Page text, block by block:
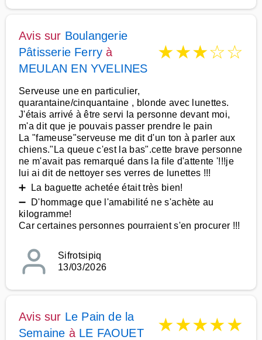
Avis sur Boulangerie
Pâtisserie Ferry à
MEULAN EN YVELINES
★★★☆☆
Serveuse une en particulier,
quarantaine/cinquantaine , blonde avec lunettes.
J'étais arrivé à être servi la personne devant moi,
m'a dit que je pouvais passer prendre le pain
La "fameuse"serveuse me dit d'un ton à parler aux
chiens."La queue c'est la bas".cette brave personne
ne m'avait pas remarqué dans la file d'attente '!!!je
lui ai dit de nettoyer ses verres de lunettes !!!
➕ La baguette achetée était très bien!
➖ D'hommage que l'amabilité ne s'achète au
kilogramme!
Car certaines personnes pourraient s'en procurer !!!
Sifrotsipiq
13/03/2026
Avis sur Le Pain de la
Semaine à LE FAOUET ★★★★★